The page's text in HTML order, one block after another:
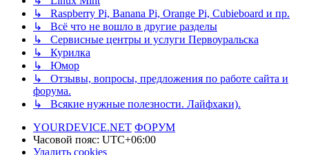
↳ Raspberry Pi, Banana Pi, Orange Pi, Cubieboard и пр.
↳ Всё что не вошло в другие разделы
↳ Сервисные центры и услуги Первоуральска
↳ Курилка
↳ Юмор
↳ Отзывы, вопросы, предложения по работе сайта и
форума.
↳ Всякие нужные полезности. Лайфхаки).
YOURDEVICE.NET ФОРУМ
Часовой пояс: UTC+06:00
Удалить cookies